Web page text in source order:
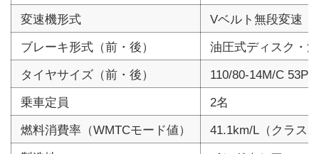
変速機形式
Vベルト無段変速
ブレーキ形式（前・後）
油圧式ディスク・
タイヤサイズ（前・後）
110/80-14M/C 53P
乗車定員
2名
燃料消費率（WMTCモード値）
41.1km/L（クラス